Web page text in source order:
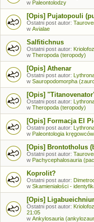
w Paleontolodzy
[Opis] Pujatopouli
Ostatni post autor:
w Avialae
Salfitichnus
Ostatni post autor:
w Theropoda (teropody)
[Opis] Athenar
Ostatni post autor:
w Sauropodomorpha
[Opis]
Ostatni post autor:
w Theropoda (teropody)
[Opis] Formacja El
Ostatni post autor:
w Paleontologia kręgowców
[Opis] Brontotholus
Ostatni post autor:
w Pachycephalosauria
Koprolit?
Ostatni post autor:
w Skamieniałości -
[Opis]
Ostatni post autor:
21:05
w Ankylosauria